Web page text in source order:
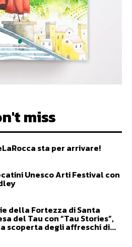
miss
sta per arrivare!
Unesco Arti Festival con
della Fortezza di Santa
del Tau con “Tau Stories”,
scoperta degli affreschi di...